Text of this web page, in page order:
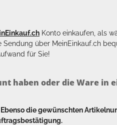
Konto einkaufen, als
Sendung über MeinEinkauf.ch
für Sie!
haben oder die Ware in
die gewünschten